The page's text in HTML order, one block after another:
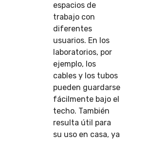
espacios de
trabajo con
diferentes
usuarios. En los
laboratorios, por
ejemplo, los
cables y los tubos
pueden guardarse
fácilmente bajo el
techo. También
resulta útil para
su uso en casa, ya